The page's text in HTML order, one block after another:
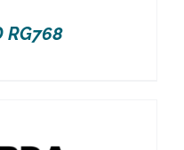
RG768